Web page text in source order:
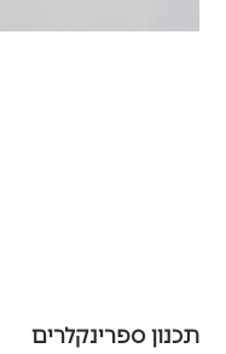
תכנון ספרינקלרים